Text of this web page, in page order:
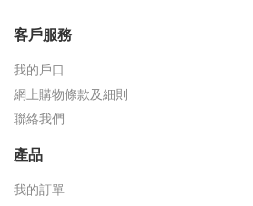
客戶服務
我的戶口
網上購物條款及細則
聯絡我們
產品
我的訂單